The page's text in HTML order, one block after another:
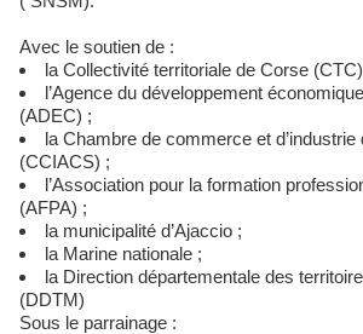
Avec le soutien de :
la Collectivité territoriale de Corse
l’Agence du développement
(ADEC) ;
la Chambre de commerce et
(CCIACS) ;
l’Association pour la formation
(AFPA) ;
la municipalité d’Ajaccio ;
la Marine nationale ;
la Direction départementale des
(DDTM)
Sous le parrainage :